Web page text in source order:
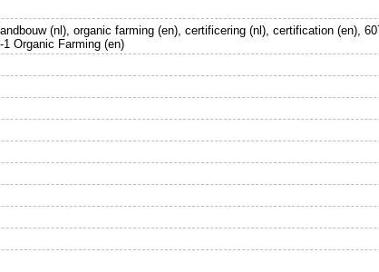
(nl), organic farming (en), certificering (nl), certification (en),
Organic Farming (en)